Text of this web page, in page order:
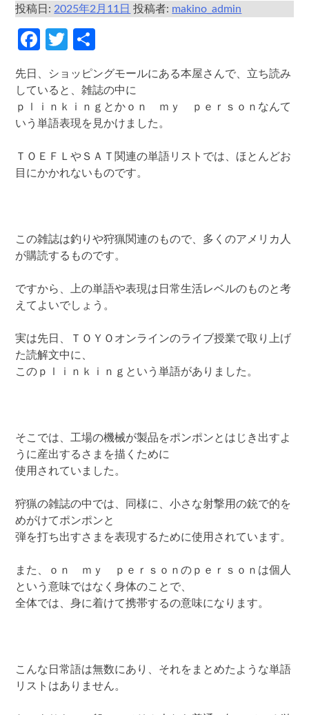
投稿日:2025年2月11日 投稿者: makino_admin
Facebook
Twitter
先日、ショッピングモールにある本屋さんで、立ち読み
していると、雑誌の中に
ｐｌｉｎｋｉｎｇとかｏｎ ｍｙ ｐｅｒｓｏｎなんて
いう単語表現を見かけました。
ＴＯＥＦＬやＳＡＴ関連の単語リストでは、ほとんどお
目にかかれないものです。
この雑誌は釣りや狩猟関連のもので、多くのアメリカ人
が購読するものです。
ですから、上の単語や表現は日常生活レベルのものと考
えてよいでしょう。
実は先日、ＴＯＹＯオンラインのライブ授業で取り上げ
た読解文中に、
このｐｌｉｎｋｉｎｇという単語がありました。
そこでは、工場の機械が製品をポンポンとはじき出すよ
うに産出するさまを描くために
使用されていました。
狩猟の雑誌の中では、同様に、小さな射撃用の銃で的を
めがけてポンポンと
弾を打ち出すさまを表現するために使用されています。
また、ｏｎ ｍｙ ｐｅｒｓｏｎのｐｅｒｓｏｎは個人
という意味ではなく身体のことで、
全体では、身に着けて携帯するの意味になります。
こんな日常語は無数にあり、それをまとめたような単語
リストはありません。